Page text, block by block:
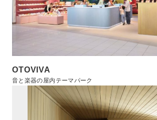
OTOVIVA
音と楽器の屋内テーマパーク